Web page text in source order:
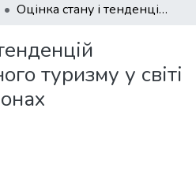
Оцінка стану і тенденцій розвитку круїзного туризму у світі та окремих регіонах
туризму у світі